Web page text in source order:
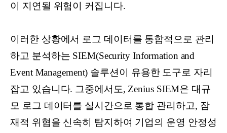
이 지연될 위험이 커집니다.
이러한 상황에서 로그 데이터를 통합적으로 관리
하고 분석하는 SIEM(Security Information and
Event Management) 솔루션이 유용한 도구로 자리
잡고 있습니다. 그중에서도, Zenius SIEM은 대규
모 로그 데이터를 실시간으로 통합 관리하고, 잠
재적 위협을 신속히 탐지하여 기업의 운영 안정성